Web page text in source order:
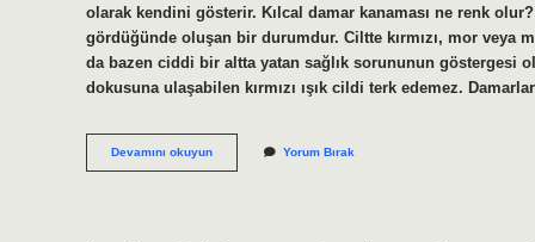
olarak kendini gösterir. Kılcal damar kanaması ne renk
gördüğünde oluşan bir durumdur. Ciltte kırmızı, mor veya
da bazen ciddi bir altta yatan sağlık sorununun göstergesi
dokusuna ulaşabilen kırmızı ışık cildi terk edemez.
Devamını okuyunKılcal
Damarlar
Yorum Bırak